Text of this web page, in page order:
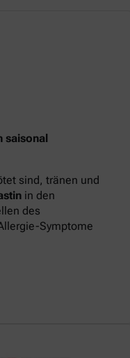
saisonal
sind, tränen und
in den
des
Symptome